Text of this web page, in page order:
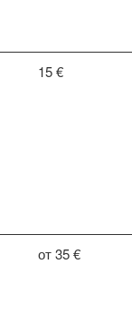
15 €
от 35 €